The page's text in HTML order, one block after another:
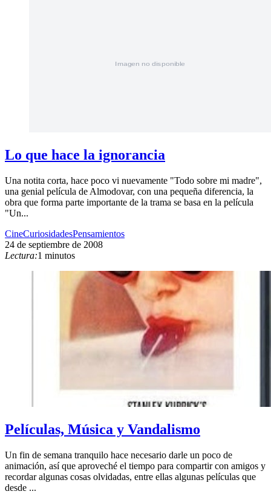
Lo que hace la ignorancia
Una notita corta, hace poco vi nuevamente "Todo sobre mi madre",
una genial película de Almodovar, con una pequeña diferencia, la
obra que forma parte importante de la trama se basa en la película
"Un...
CineCuriosidadesPensamientos
24 de septiembre de 2008
Lectura:1 minutos
Películas, Música y Vandalismo
Un fin de semana tranquilo hace necesario darle un poco de
animación, así que aproveché el tiempo para compartir con amigos y
recordar algunas cosas olvidadas, entre ellas algunas películas que
desde ...